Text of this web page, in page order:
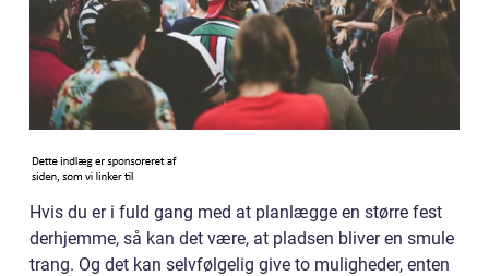
Hvis du er i fuld gang med at planlægge en større fest
derhjemme, så kan det være, at pladsen bliver en smule
trang. Og det kan selvfølgelig give to muligheder, enten